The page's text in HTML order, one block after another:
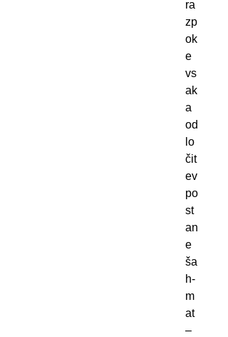
ra
zp
ok
e
vs
ak
a
od
lo
čit
ev
po
st
an
e
ša
h-
m
at
–